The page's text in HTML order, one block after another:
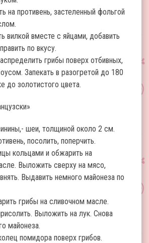
на противень, застеленный фольгой
вилкой вместе с яйцами, добавить
по вкусу.
грибы поверх отбивных,
Запекать в разогретой до 180
до золотистого цвета.
шеи, толщиной около 2 см.
посолить, поперчить.
кольцами и обжарить на
Выложить сверху на мясо,
Выдавить немного майонеза по
грибы на сливочном масле.
Выложить на лук. Снова
майонеза.
помидора поверх грибов.